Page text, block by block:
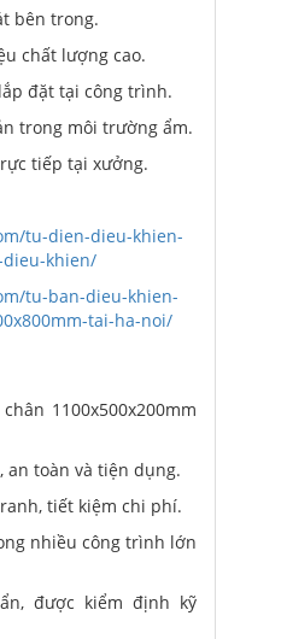
bên trong.
chất lượng cao.
đặt tại công trình.
trong môi trường ẩm.
tiếp tại xưởng.
tu-dien-dieu-khien-
dieu-khien/
tu-ban-dieu-khien-
tai-ha-noi/
1100x500x200mm
an toàn và tiện dụng.
tiết kiệm chi phí.
nhiều công trình lớn
được kiểm định kỹ